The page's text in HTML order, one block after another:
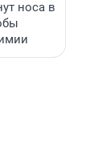
носа в